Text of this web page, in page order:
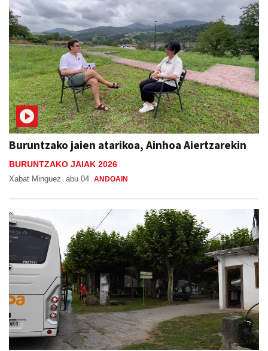
Buruntzako jaien atarikoa, Ainhoa Aiertzarekin
BURUNTZAKO JAIAK 2026
Xabat Minguez abu 04 ANDOAIN